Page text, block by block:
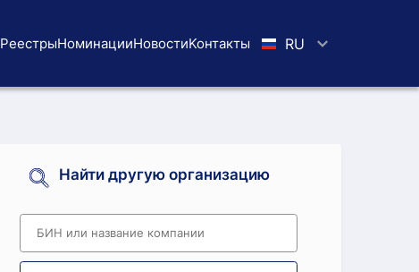
РеестрыНоминацииНовостиKoнтaкты RU
Найти другую организацию